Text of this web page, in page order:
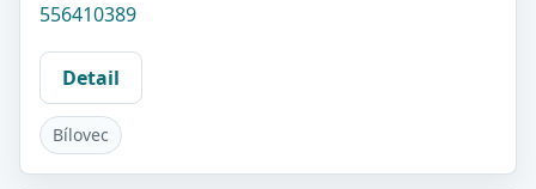
556410389
Detail
Bílovec